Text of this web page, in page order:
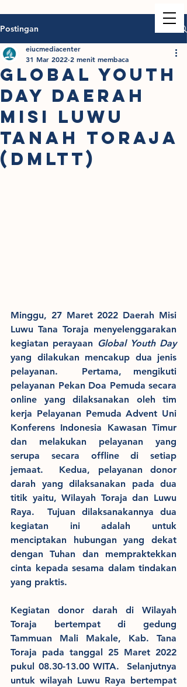
Postingan
GLOBAL YOUTH
DAY DAERAH
MISI LUWU
TANAH TORAJA
(DMLTT)
eiucmediacenter
31 Mar 2022 2 menit membaca
Minggu, 27 Maret 2022 Daerah Misi
Luwu Tana Toraja menyelenggarakan
kegiatan perayaan
Global Youth Day
yang dilakukan mencakup dua jenis
pelayanan.  Pertama, mengikuti
pelayanan Pekan Doa Pemuda secara
online yang dilaksanakan oleh tim
kerja Pelayanan Pemuda Advent Uni
Konferens Indonesia Kawasan Timur
dan melakukan pelayanan yang
serupa secara offline di setiap
jemaat.  Kedua, pelayanan donor
darah yang dilaksanakan pada dua
titik yaitu, Wilayah Toraja dan Luwu
Raya.  Tujuan dilaksanakannya dua
kegiatan ini adalah untuk
menciptakan hubungan yang dekat
dengan Tuhan dan mempraktekkan
cinta kepada sesama dalam tindakan
yang praktis.
Kegiatan donor darah di Wilayah
Toraja bertempat di gedung
Tammuan Mali Makale, Kab. Tana
Toraja pada tanggal 25 Maret 2022
pukul 08.30-13.00 WITA.  Selanjutnya
untuk wilayah Luwu Raya bertempat